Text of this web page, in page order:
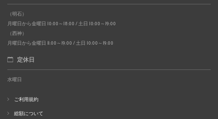
（明石）
月曜日から金曜日 10:00～18:00 / 土日 10:00～19:00
（西神）
月曜日から金曜日 11:00～19:00 / 土日 10:00～19:00
定休日
水曜日
ご利用規約
総額について